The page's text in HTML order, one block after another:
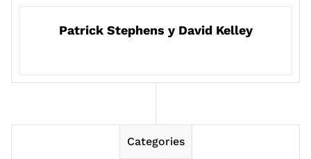
Patrick Stephens y David Kelley
Categories